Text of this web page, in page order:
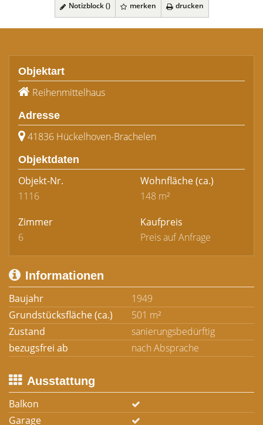
Notizblock () merken drucken
Objektart
Reihenmittelhaus
Adresse
41836 Hückelhoven-Brachelen
Objektdaten
Objekt-Nr.
1116
Wohnfläche(ca.)
148 m²
Zimmer
6
Kaufpreis
Preis auf Anfrage
Informationen
Baujahr
1949
Grundstücksfläche (ca.)
501 m²
Zustand
sanierungsbedürftig
bezugsfrei ab
nach Absprache
Ausstattung
Balkon
Garage